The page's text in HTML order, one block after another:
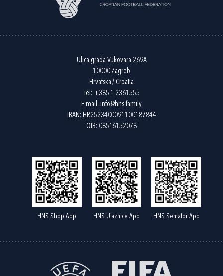
Ulica grada Vukovara 269A
10000 Zagreb
Hrvatska / Croatia
Tel: +385 1 2361555
E-mail: info@hns.family
IBAN: HR2523400091100187844
OIB: 08516152078
HNS Shop App HNS Ulaznice App HNS Semafor App